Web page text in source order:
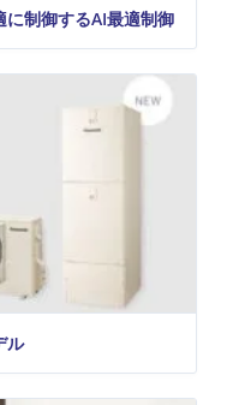
制御するAI最適制御
ル